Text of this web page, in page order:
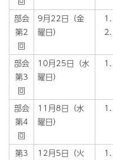
部会
第2
回
9月22日（金
曜日）
部会
第3
回
10月25日（水
曜日）
部会
第4
回
11月8日（水
曜日）
第3
12月5日（火